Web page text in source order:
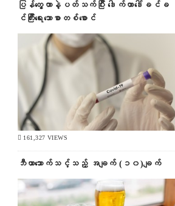
ပြန်တွေ့တာနဲ့ပတ်သက်ပြီး ဒေါက်တာဒေါ်ခင်ခ
င်ကြီးရေးသောစာတစ်စောင်
161,327 VIEWS
ဘီယာသောက်သင့်သည့် အချက် (၁၀)ချက်